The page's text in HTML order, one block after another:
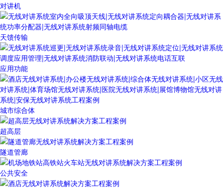
对讲机
天馈传输
应用功能
城市综合体
超高层
隧道管廊
公共安全